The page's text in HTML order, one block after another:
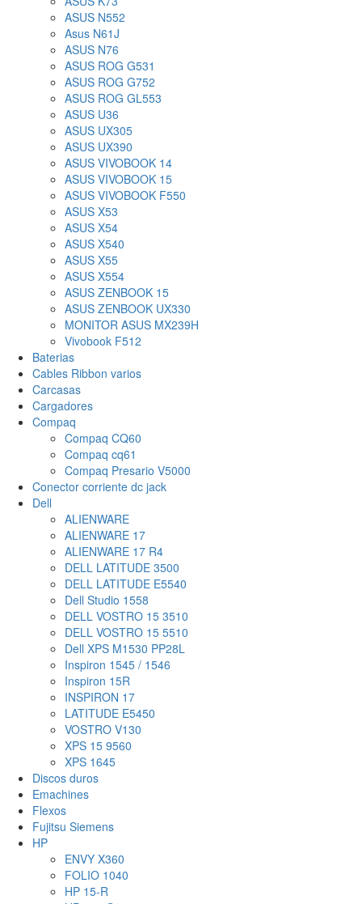
ASUS N552
Asus N61J
ASUS N76
ASUS ROG G531
ASUS ROG G752
ASUS ROG GL553
ASUS U36
ASUS UX305
ASUS UX390
ASUS VIVOBOOK 14
ASUS VIVOBOOK 15
ASUS VIVOBOOK F550
ASUS X53
ASUS X54
ASUS X540
ASUS X55
ASUS X554
ASUS ZENBOOK 15
ASUS ZENBOOK UX330
MONITOR ASUS MX239H
Vivobook F512
Baterias
Cables Ribbon varios
Carcasas
Cargadores
Compaq
Compaq CQ60
Compaq cq61
Compaq Presario V5000
Conector corriente dc jack
Dell
ALIENWARE
ALIENWARE 17
ALIENWARE 17 R4
DELL LATITUDE 3500
DELL LATITUDE E5540
Dell Studio 1558
DELL VOSTRO 15 3510
DELL VOSTRO 15 5510
Dell XPS M1530 PP28L
Inspiron 1545 / 1546
Inspiron 15R
INSPIRON 17
LATITUDE E5450
VOSTRO V130
XPS 15 9560
XPS 1645
Discos duros
Emachines
Flexos
Fujitsu Siemens
HP
ENVY X360
FOLIO 1040
HP 15-R